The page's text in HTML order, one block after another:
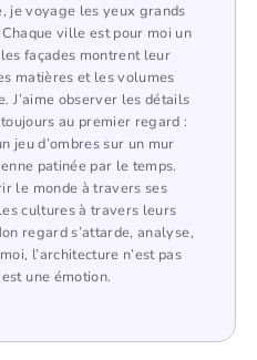
je voyage les yeux grands
ville est pour moi un
façades montrent leur
matières et les volumes
J’aime observer les détails
au premier regard :
jeu d’ombres sur un mur
patinée par le temps.
le monde à travers ses
cultures à travers leurs
regard s’attarde, analyse,
l’architecture n’est pas
une émotion.